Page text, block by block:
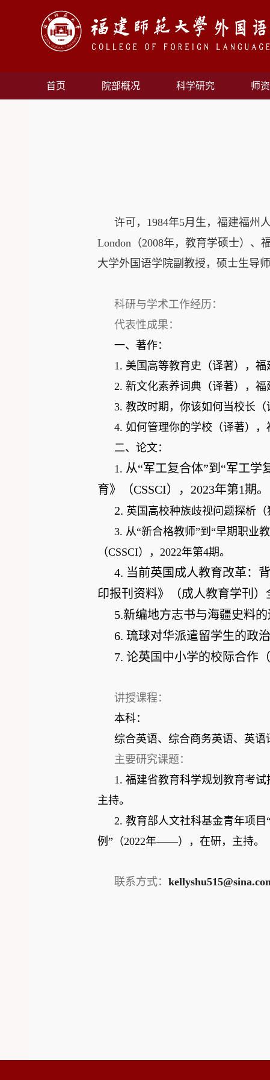
首页 院部概况 科学研究 师
许可， 1984年5月生，福建福州
London （2008年，教育学硕士）、
大学外国语学院副教授，硕士生导
科研与学术工作经历：
代表性成果：
一、著作：
1. 美国高等教育史（译著），福
2. 新文化素养词典（译著），福
3. 教改时期，你该如何当校长（
4. 如何管理你的学校（译著） ，
二、论文：
1. 从“军工复合体”到“军工
育》（CSSCI）， 2023年第1期。
2. 英国高校种族歧视问题探析
3. 从“新合格教师”到“早期职业
（CSSCI）， 2022年第4期。
4. 当前英国成人教育改革：
印报刊资料》（成人教育学刊）
5.新编地方志书与海疆史料
6. 琉球对华派遣留学生的政
7. 论英国中小学的校际合作
讲授课程：
本科：
综合英语、综合商务英语、英语
主要研究课题：
1. 福建省教育科学规划教育考
主持。
2. 教育部人文社科基金青年项
例” （2022年——），在研，主持。
联系方式：